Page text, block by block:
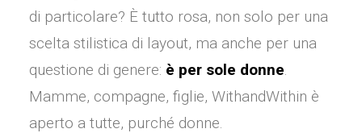
di particolare? È tutto rosa, non solo per una
scelta stilistica di layout, ma anche per una
questione di genere: è per sole donne.
Mamme, compagne, figlie, WithandWithin è
aperto a tutte, purché donne.